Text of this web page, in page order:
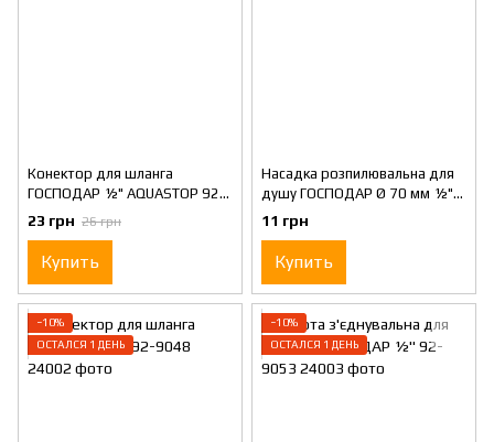
Конектор для шланга
ГОСПОДАР ½" AQUASTOP 92-
9051
23 грн 26 грн
Купить
Насадка розпилювальна для
душу ГОСПОДАР Ø 70 мм ½"
92-9002
11 грн
Купить
−10%
ОСТАЛСЯ 1 ДЕНЬ
−10%
ОСТАЛСЯ 1 ДЕНЬ